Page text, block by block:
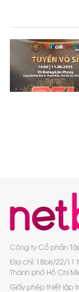
Công ty Cổ phần
Địa chỉ: 18bis/22/11
Thành phố Hồ Chí
Giấy phép thiết lập